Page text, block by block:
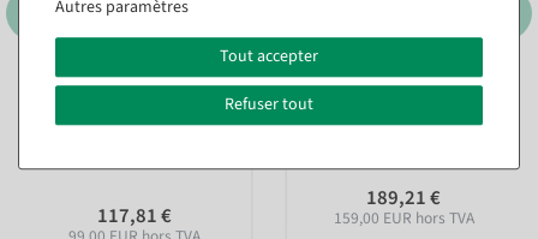
Portemanteau à roulettes,
stable, charge maximale 100
117,81 €
Portemanteau à roulettes,
hauteur fixe 150 cm
189,21 €
159,00 EUR hors TVA
Autres paramètres
Tout accepter
Refuser tout